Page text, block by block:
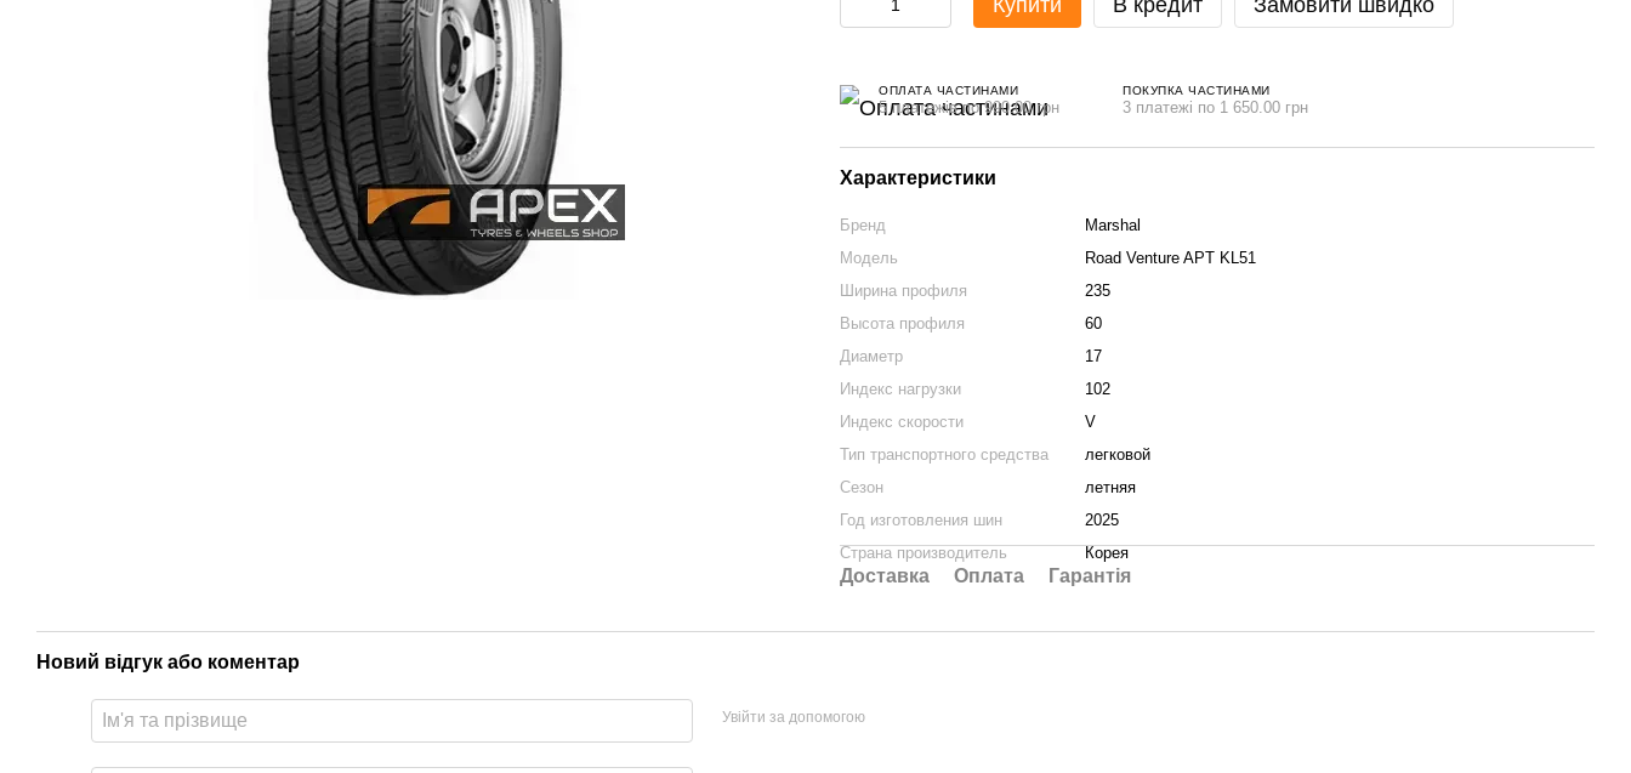
Купити В кредит Замовити швидко
ОПЛАТА ЧАСТИНАМИ
5 платежів по 990.00 грн
ПОКУПКА ЧАСТИНАМИ
3 платежі по 1 650.00 грн
Характеристики
Бренд
Marshal
Модель
Road Venture APT KL51
Ширина профиля
235
Высота профиля
60
Диаметр
17
Индекс нагрузки
102
Индекс скорости
V
Тип транспортного средства
легковой
Сезон
летняя
Год изготовления шин
2025
Страна производитель
Корея
Доставка Оплата Гарантія
Новий відгук або коментар
Увійти за допомогою